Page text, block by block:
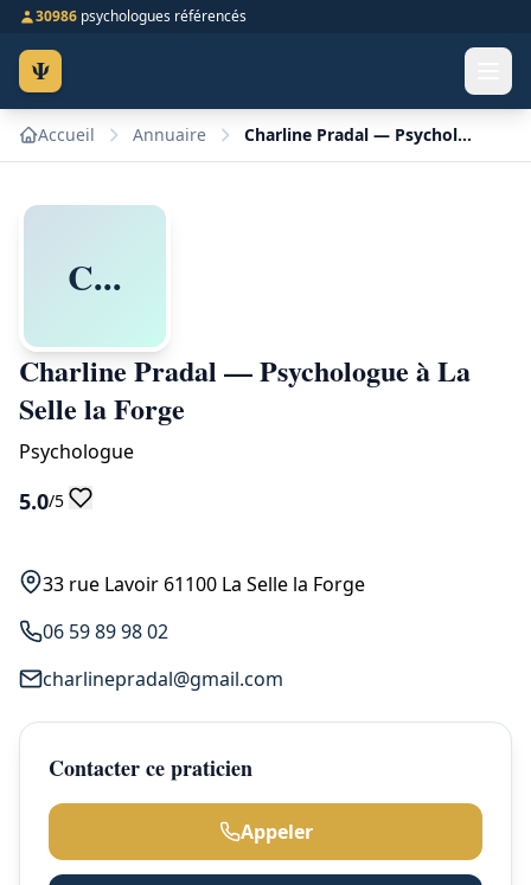
30986 psychologues référencés
Ψ
Accueil Annuaire Charline Pradal — Psychologue à La Selle la Forge
C...
Charline Pradal — Psychologue à La
Selle la Forge
Psychologue
5.0/5
33 rue Lavoir 61100 La Selle la Forge
06 59 89 98 02
charlinepradal@gmail.com
Contacter ce praticien
Appeler